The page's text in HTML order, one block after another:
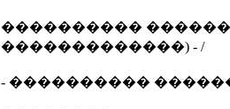
����������
�������������) - /
- ���������� ������